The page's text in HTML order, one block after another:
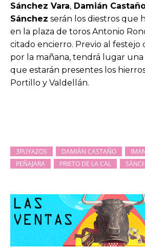
Sánchez Vara, Damián
Sánchez serán los diestros que
en la plaza de toros Antonio
citado encierro. Previo al festejo
por la mañana, tendrá lugar
que estarán presentes los
Portillo y Valdellán.
3PUYAZOS DAMIÁN CASTAÑO
PEÑAJARA
PRIETO DE LA CAL